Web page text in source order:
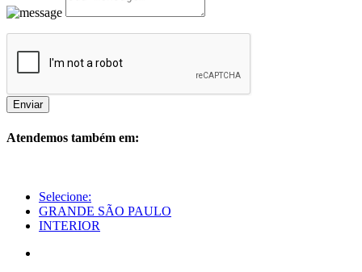
Enviar
Atendemos também em:
Selecione:
GRANDE SÃO PAULO
INTERIOR